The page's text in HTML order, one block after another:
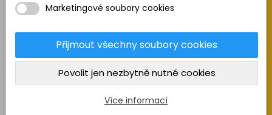
Sestavená auta elektro
Stavebnice aut elektro
Auta na spalovací motor
Náhradní díly
Marketingové soubory cookies
Přijmout všechny soubory cookies
Povolit jen nezbytně nutné cookies
Více informací